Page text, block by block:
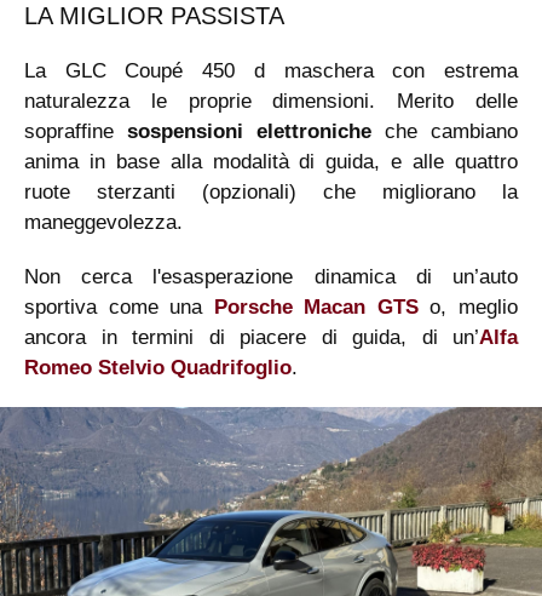
LA MIGLIOR PASSISTA
La GLC Coupé 450 d maschera con estrema
naturalezza le proprie dimensioni. Merito delle
sopraffine sospensioni elettroniche che cambiano
anima in base alla modalità di guida, e alle quattro
ruote sterzanti (opzionali) che migliorano la
maneggevolezza.
Non cerca l'esasperazione dinamica di un’auto
sportiva come una Porsche Macan GTSo, meglio
ancora in termini di piacere di guida, di un’Alfa
Romeo Stelvio Quadrifoglio.